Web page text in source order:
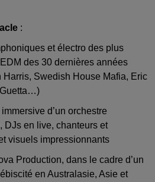
:
et électro des plus
des 30 dernières années
Harris, Swedish House Mafia, Eric
d’un orchestre
DJs en live, chanteurs et
visuels impressionnants
Production, dans le cadre d’un
en Australasie, Asie et